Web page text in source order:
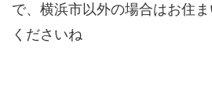
で、横浜市以外の場合はお住
くださいね